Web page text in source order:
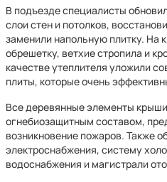
В подъезде специалисты
слои стен и потолков,
заменили напольную плитку. На
обрешетку, ветхие стропила и
качестве утеплителя уложили
плиты, которые очень
Все деревянные элементы
огнебиозащитным составом,
возникновение пожаров. Также
электроснабжения, систему
водоснабжения и магистрали